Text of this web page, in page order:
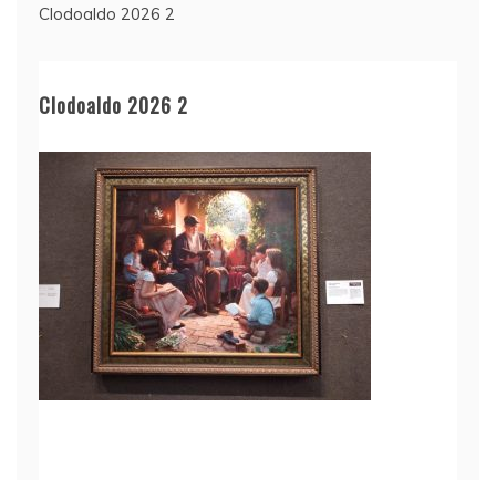
Clodoaldo 2026 2
Clodoaldo 2026 2